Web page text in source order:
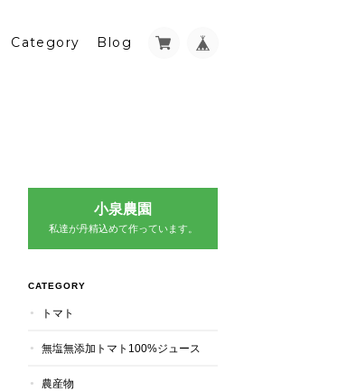
Category Blog
小泉農園
私達が丹精込めて作っています。
CATEGORY
トマト
無塩無添加トマト100%ジュース
農産物